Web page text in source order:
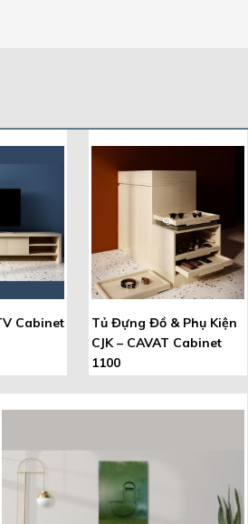
Cabinet
Tủ Đựng Đồ & Phụ Kiện
CJK – CAVAT Cabinet
1100